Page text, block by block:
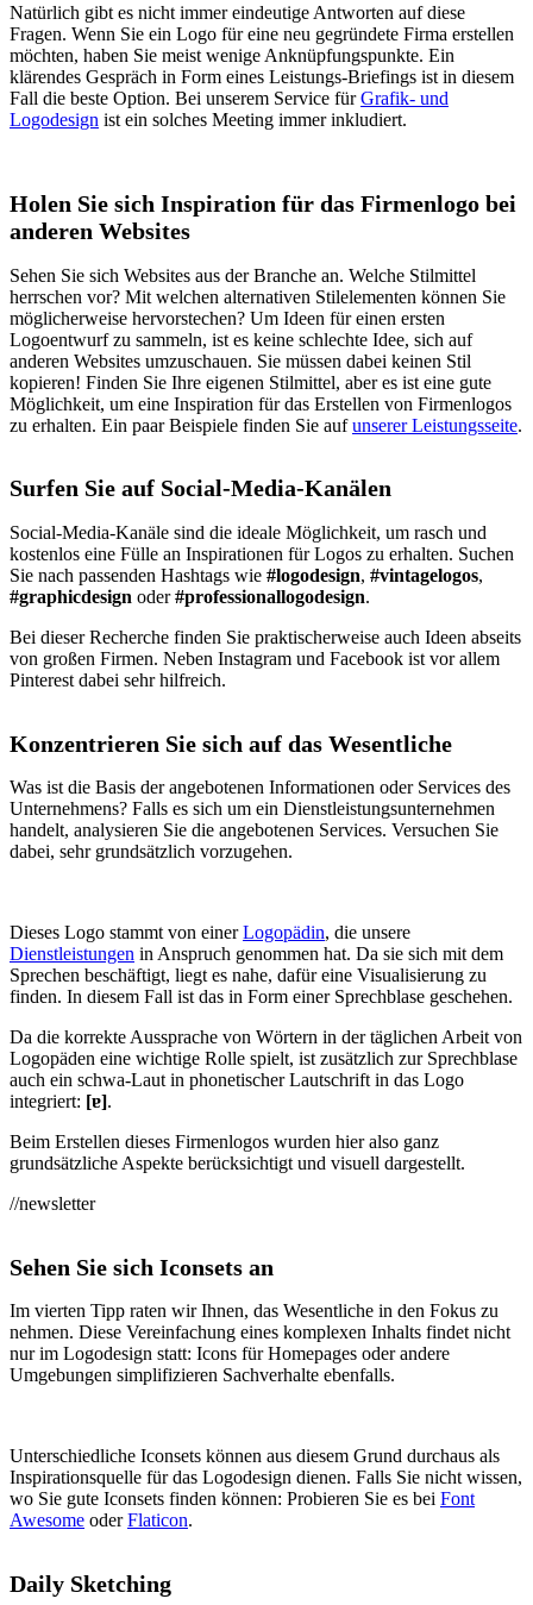
Natürlich gibt es nicht immer eindeutige Antworten auf diese
Fragen. Wenn Sie ein Logo für eine neu gegründete Firma erstellen
möchten, haben Sie meist wenige Anknüpfungspunkte. Ein
klärendes Gespräch in Form eines Leistungs-Briefings ist in diesem
Fall die beste Option. Bei unserem Service fürGrafik- und
Logodesign ist ein solches Meeting immer inkludiert.
Holen Sie sich Inspiration für das Firmenlogo bei
anderen Websites
Sehen Sie sich Websites aus der Branche an. Welche Stilmittel
herrschen vor? Mit welchen alternativen Stilelementen können Sie
möglicherweise hervorstechen? Um Ideen für einen ersten
Logoentwurf zu sammeln, ist es keine schlechte Idee, sich auf
anderen Websites umzuschauen. Sie müssen dabei keinen Stil
kopieren! Finden Sie Ihre eigenen Stilmittel, aber es ist eine gute
Möglichkeit, um eine Inspiration für das Erstellen von Firmenlogos
zu erhalten. Ein paar Beispiele finden Sie aufunserer Leistungsseite.
Surfen Sie auf Social-Media-Kanälen
Social-Media-Kanäle sind die ideale Möglichkeit, um rasch und
kostenlos eine Fülle an Inspirationen für Logos zu erhalten. Suchen
Sie nach passenden Hashtags wie #logodesign, #vintagelogos,
#graphicdesign oder#professionallogodesign.
Bei dieser Recherche finden Sie praktischerweise auch Ideen abseits
von großen Firmen. Neben Instagram und Facebook ist vor allem
Pinterest dabei sehr hilfreich.
Konzentrieren Sie sich auf das Wesentliche
Was ist die Basis der angebotenen Informationen oder Services des
Unternehmens? Falls es sich um ein Dienstleistungsunternehmen
handelt, analysieren Sie die angebotenen Services. Versuchen Sie
dabei, sehr grundsätzlich vorzugehen.
Dieses Logo stammt von einerLogopädin, die unsere
Dienstleistungen in Anspruch genommen hat. Da sie sich mit dem
Sprechen beschäftigt, liegt es nahe, dafür eine Visualisierung zu
finden. In diesem Fall ist das in Form einer Sprechblase geschehen.
Da die korrekte Aussprache von Wörtern in der täglichen Arbeit von
Logopäden eine wichtige Rolle spielt, ist zusätzlich zur Sprechblase
auch ein schwa-Laut in phonetischer Lautschrift in das Logo
integriert: [ɐ].
Beim Erstellen dieses Firmenlogos wurden hier also ganz
grundsätzliche Aspekte berücksichtigt und visuell dargestellt.
//newsletter
Sehen Sie sich Iconsets an
Im vierten Tipp raten wir Ihnen, das Wesentliche in den Fokus zu
nehmen. Diese Vereinfachung eines komplexen Inhalts findet nicht
nur im Logodesign statt: Icons für Homepages oder andere
Umgebungen simplifizieren Sachverhalte ebenfalls.
Unterschiedliche Iconsets können aus diesem Grund durchaus als
Inspirationsquelle für das Logodesign dienen. Falls Sie nicht wissen,
wo Sie gute Iconsets finden können: Probieren Sie es bei Font
Awesome oderFlaticon.
Daily Sketching